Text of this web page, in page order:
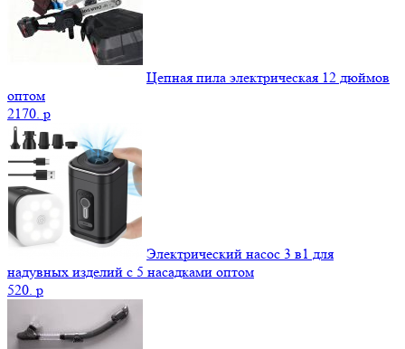
Цепная пила электрическая 12 дюймов
оптом
2170. p
Электрический насос 3 в1 для
надувных изделий с 5 насадками оптом
520. p